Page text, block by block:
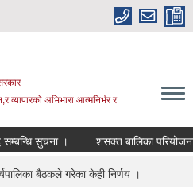
व्यापारको अभिभारा आत्मनिर्भर र
सुचना । शसक्त बालिका
बैठकले गरेका केही निर्णय ।